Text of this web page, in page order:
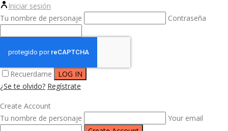
Iniciar sesión
Tu nombre de personaje
Contraseña
Recuerdame
¿Se te olvido? Regístrate
Create Account
Tu nombre de personaje
Your email